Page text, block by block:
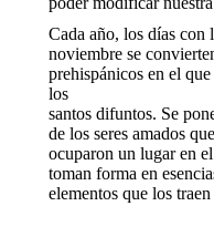
Cada año, los días con
noviembre se
prehispánicos en el que
los
santos difuntos. Se
de los seres amados
ocuparon un lugar en
toman forma en
elementos que los